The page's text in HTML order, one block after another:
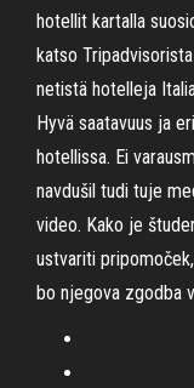
hotellit kartalla
katso
netistä hotelleja
Hyvä saatavuus ja
hotellissa. Ei
navdušil tudi tuje
video. Kako je
ustvariti
bo njegova zgodba